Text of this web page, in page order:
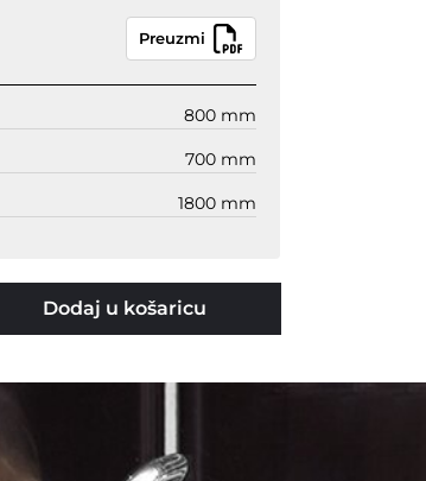
Preuzmi
800 mm
700 mm
1800 mm
Dodaj u košaricu